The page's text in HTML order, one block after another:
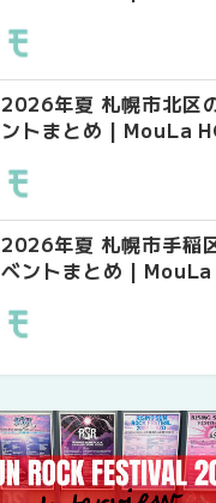
2026年夏 札幌市北区
ントまとめ | MouLa
2026年夏 札幌市手稲
ベントまとめ |
2026
ベン
2026
イベ
焼
【新
業。
ー
介
2026
ベン